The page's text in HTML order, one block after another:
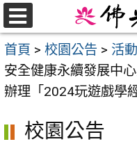
跳
至
主
要
內
首頁 > 校園公告 > 活
安全健康永續發展中
辦理「2024玩遊戲學
校園公告
選
單